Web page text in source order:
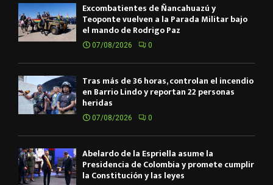
Excombatientes de Ñancahuazú y
Teoponte vuelven a la Parada Militar bajo
el mando de Rodrigo Paz
07/08/2026 0
Tras más de 36 horas, controlan el incendio
en Barrio Lindo y reportan 22 personas
heridas
07/08/2026 0
Abelardo de la Espriella asume la
Presidencia de Colombia y promete cumplir
la Constitución y las leyes